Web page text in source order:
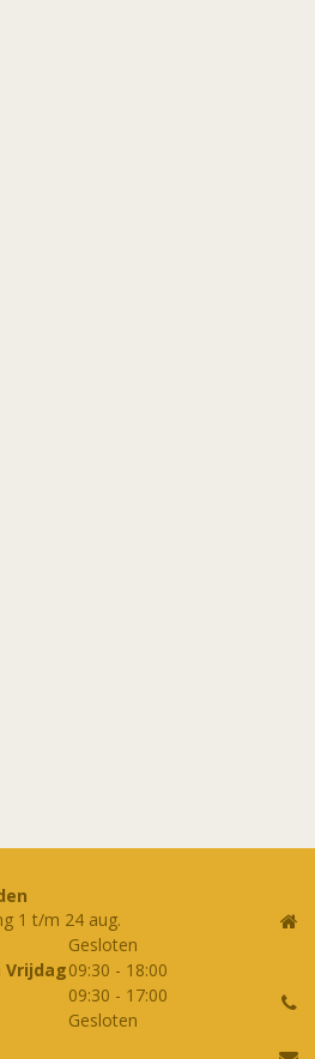
1 t/m 24 aug.
Gesloten
09:30 - 18:00
09:30 - 17:00
Gesloten